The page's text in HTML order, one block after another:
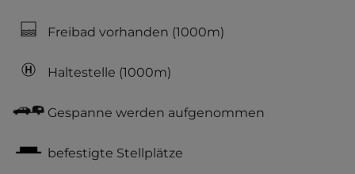
Freibad vorhanden (1000m)
Haltestelle (1000m)
Gespanne werden aufgenommen
befestigte Stellplätze